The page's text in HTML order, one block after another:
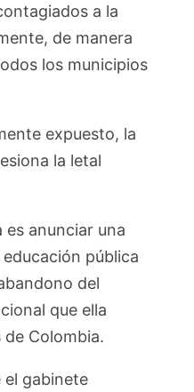
a la
de manera
los municipios
expuesto, la
la letal
anunciar una
pública
del
que ella
Colombia.
el gabinete